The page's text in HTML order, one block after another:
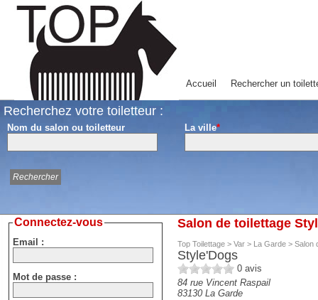
Accueil Rechercher un
Recherchez votre toiletteur :
Nom du salon ou toiletteur La ville*
Salon de toilettage
Top Toilettage > Var > La Garde > Salon
Style'Dogs
0 avis
84 rue Vincent Raspail
83130 La Garde
Connectez-vous
Email :
Mot de passe :